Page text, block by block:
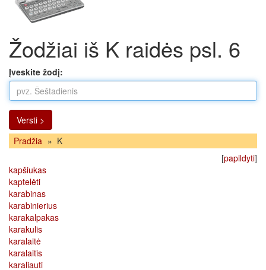
Žodžiai iš K raidės psl. 6
Įveskite žodį:
Versti >
Pradžia » K
[papildyti]
kapšiukas
kaptelėti
karabinas
karabinierius
karakalpakas
karakulis
karalaitė
karalaitis
karaliauti